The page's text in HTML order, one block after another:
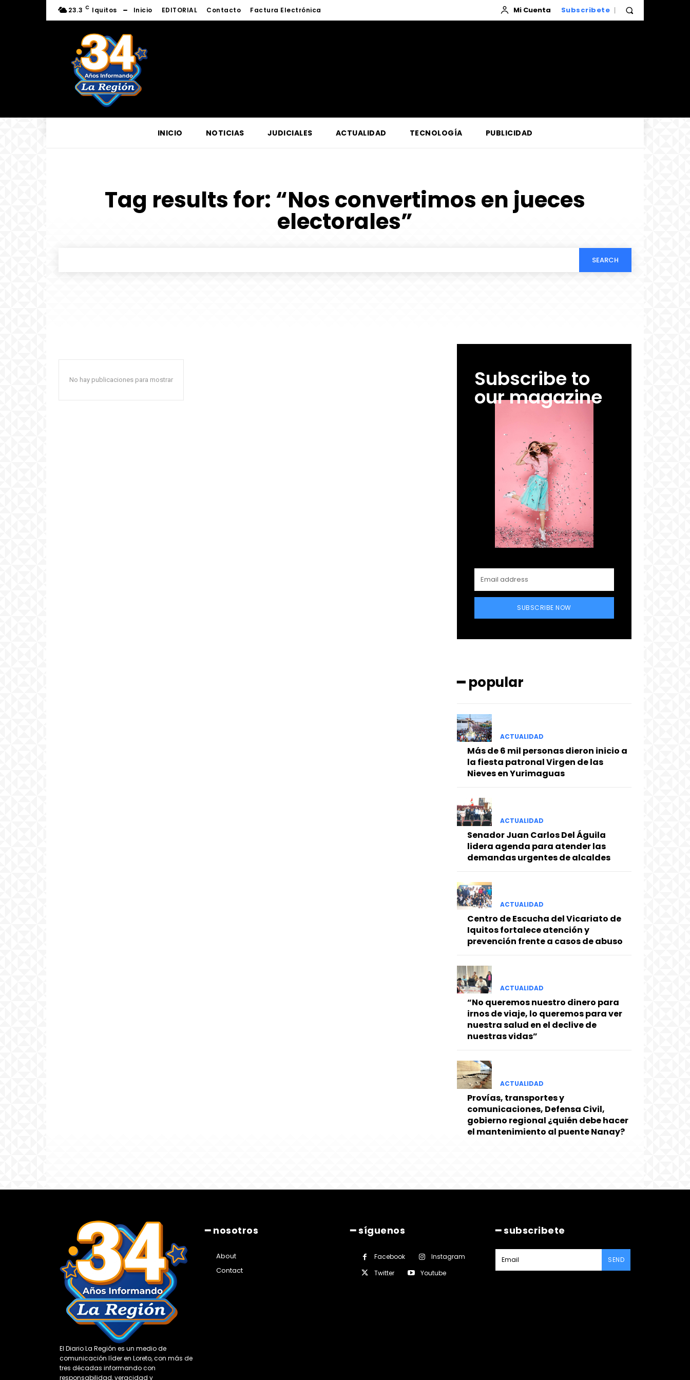
23.3 C Iquitos Inicio EDITORIAL Contacto Factura Electrónica Mi Cuenta Subscribete
INICIO NOTICIAS JUDICIALES ACTUALIDAD TECNOLOGÍA PUBLICIDAD
Tag results for: “Nos convertimos en jueces
electorales”
SEARCH
No hay publicaciones para mostrar Subscribe to
our magazine
SUBSCRIBE NOW
━ popular
ACTUALIDAD
Más de 6 mil personas dieron inicio a
la fiesta patronal Virgen de las
Nieves en Yurimaguas
ACTUALIDAD
Senador Juan Carlos Del Águila
lidera agenda para atender las
demandas urgentes de alcaldes
ACTUALIDAD
Centro de Escucha del Vicariato de
Iquitos fortalece atención y
prevención frente a casos de abuso
ACTUALIDAD
“No queremos nuestro dinero para
irnos de viaje, lo queremos para ver
nuestra salud en el declive de
nuestras vidas”
ACTUALIDAD
Provías, transportes y
comunicaciones, Defensa Civil,
gobierno regional ¿quién debe hacer
el mantenimiento al puente Nanay?
El Diario La Región es un medio de
comunicación líder en Loreto, con más de
tres décadas informando con
responsabilidad, veracidad y
━ nosotros
About
Contact
━ síguenos
Facebook
Instagram
Twitter
Youtube
━ subscribete
SEND